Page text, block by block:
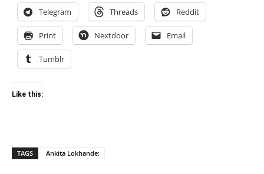
Telegram Threads Reddit
Print Nextdoor Email
Tumblr
Like this:
TAGS Ankita Lokhande: